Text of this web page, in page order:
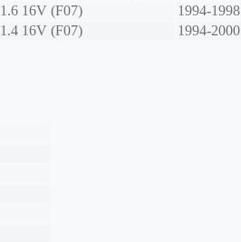
1.6 16V (F07)
1994-1998
1.4 16V (F07)
1994-2000